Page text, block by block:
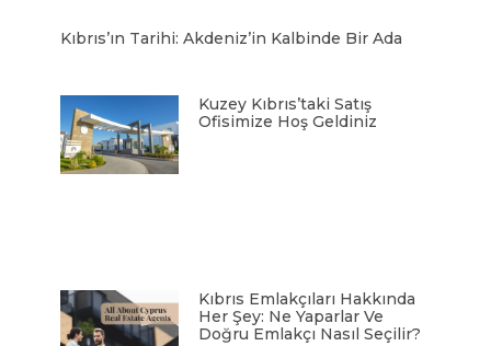
Kıbrıs’ın Tarihi: Akdeniz’in Kalbinde Bir Ada
Kuzey Kıbrıs’taki Satış
Ofisimize Hoş Geldiniz
Kıbrıs Emlakçıları Hakkında
Her Şey: Ne Yaparlar Ve
Doğru Emlakçı Nasıl Seçilir?